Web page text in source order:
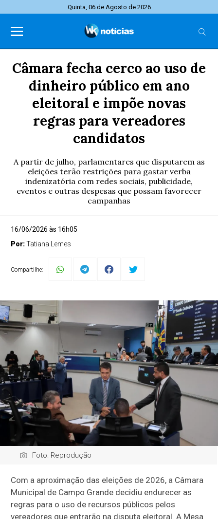
Quinta, 06 de Agosto de 2026
Câmara fecha cerco ao uso de
dinheiro público em ano
eleitoral e impõe novas
regras para vereadores
candidatos
A partir de julho, parlamentares que disputarem as
eleições terão restrições para gastar verba
indenizatória com redes sociais, publicidade,
eventos e outras despesas que possam favorecer
campanhas
16/06/2026 às 16h05
Por:Tatiana Lemes
Compartilhe:
Foto: Reprodução
Com a aproximação das eleições de 2026, a Câmara
Municipal de Campo Grande decidiu endurecer as
regras para o uso de recursos públicos pelos
vereadores que entrarão na disputa eleitoral. A Mesa